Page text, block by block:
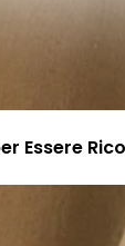
Essere